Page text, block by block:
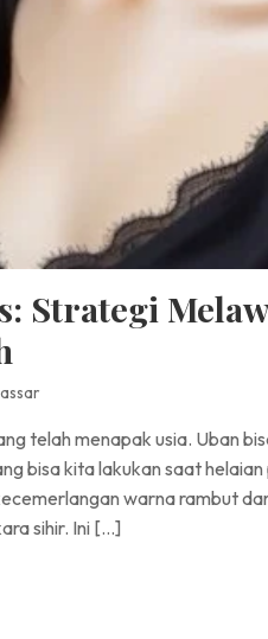
Strategi
telah menapak usia. Uban
bisa kita lakukan saat
warna rambut
sihir. Ini […]